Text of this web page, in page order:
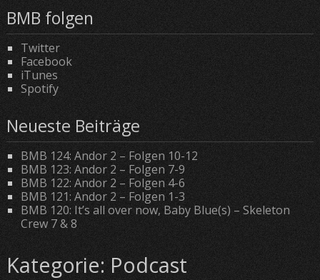
BMB folgen
Twitter
Facebook
iTunes
Spotify
Neueste Beiträge
BMB 124: Andor 2 – Folgen 10-12
BMB 123: Andor 2 – Folgen 7-9
BMB 122: Andor 2 – Folgen 4-6
BMB 121: Andor 2 – Folgen 1-3
BMB 120: It’s all over now, Baby Blue(s) – Skeleton
Crew 7 & 8
Kategorie:Podcast